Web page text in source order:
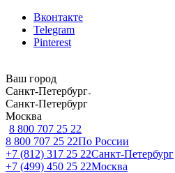
Вконтакте
Telegram
Pinterest
Ваш город
Санкт-Петербург
Санкт-Петербург
Москва
8 800 707 25 22
8 800 707 25 22По России
+7 (812) 317 25 22Санкт-Петербург
+7 (499) 450 25 22Москва